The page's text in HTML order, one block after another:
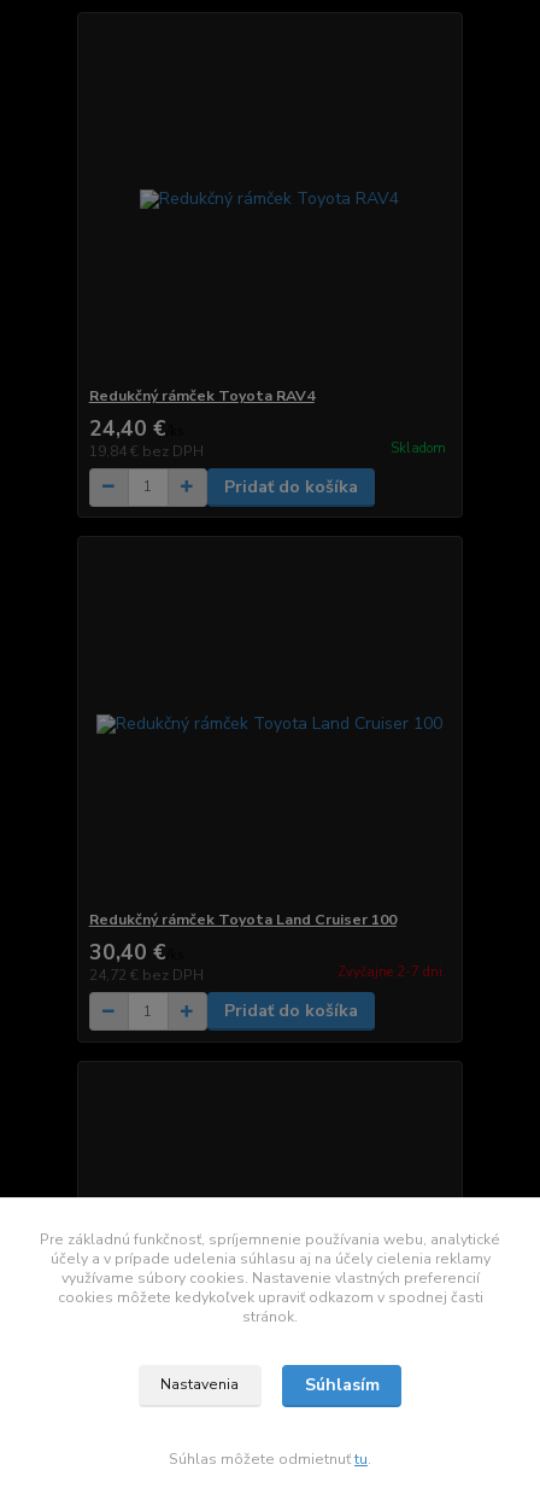
Redukčný rámček Toyota RAV4
24,40 €
19,84 € bez DPH Skladom
Pridať do košíka
Redukčný rámček Toyota Land Cruiser 100
30,40 €
24,72 € bez DPH Zvyčajne 2-7 dni.
Pridať do košíka
Pre základnú funkčnosť, spríjemnenie používania webu, analytické
účely a v prípade udelenia súhlasu aj na účely cielenia reklamy
využívame súbory cookies. Nastavenie vlastných preferencií
cookies môžete kedykoľvek upraviť odkazom v spodnej časti
stránok.
Nastavenia Súhlasím
Súhlas môžete odmietnuťtu.